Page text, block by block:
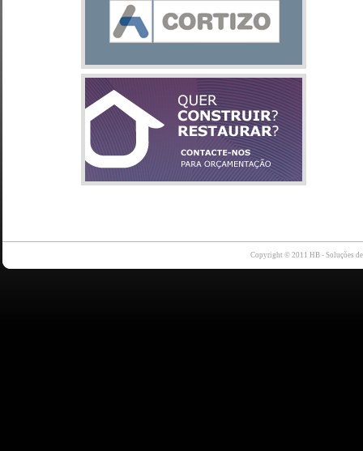
Copyright © 2011 HB - Soluções